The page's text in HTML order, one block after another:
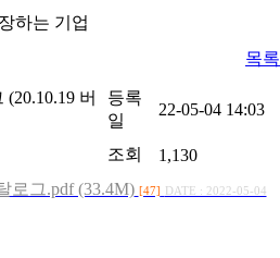
동
하는 기업
목록
버
등록
일
22-05-04 14:03
조회
1,130
로그.pdf (33.4M) [47] DATE : 2022-05-04